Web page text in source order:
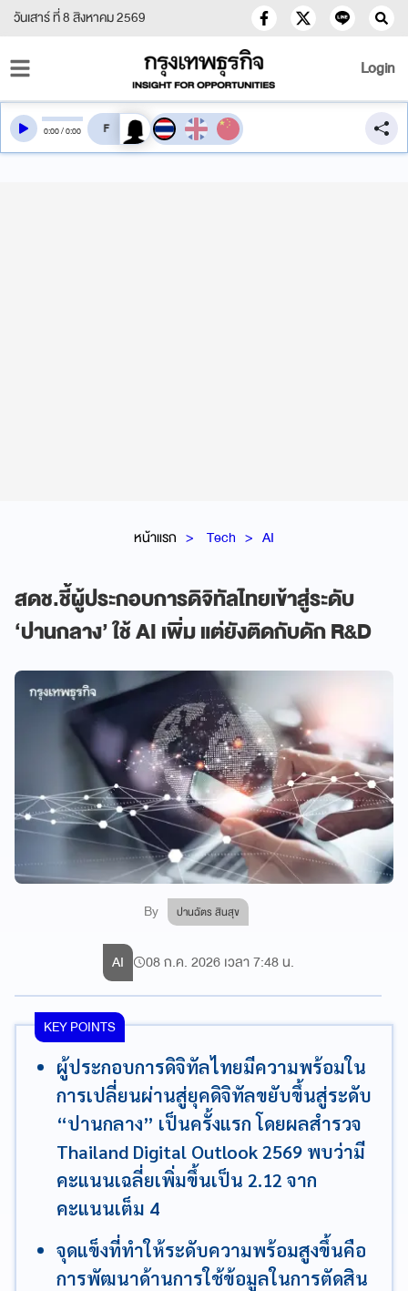
วันเสาร์ ที่ 8 สิงหาคม 2569
Login
หน้าแรก Tech AI
สดช.ชี้ผู้ประกอบการดิจิทัลไทยเข้าสู่ระดับ
‘ปานกลาง’ ใช้ AI เพิ่ม แต่ยังติดกับดัก R&D
By ปานฉัตร สินสุข
0:00/0:00 สลับเสียงอ่าน
AI 08 ก.ค. 2026 เวลา 7:48 น.
KEY POINTS
ผู้ประกอบการดิจิทัลไทยมีความพร้อมใน
การเปลี่ยนผ่านสู่ยุคดิจิทัลขยับขึ้นสู่ระดับ
“ปานกลาง” เป็นครั้งแรก โดยผลสำรวจ
Thailand Digital Outlook 2569 พบว่ามี
คะแนนเฉลี่ยเพิ่มขึ้นเป็น 2.12 จาก
คะแนนเต็ม 4
จุดแข็งที่ทำให้ระดับความพร้อมสูงขึ้นคือ
การพัฒนาด้านการใช้ข้อมูลในการตัดสิน